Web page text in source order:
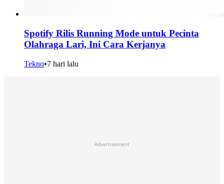
Spotify Rilis Running Mode untuk Pecinta
Olahraga Lari, Ini Cara Kerjanya
Tekno•7 hari lalu
Advertisement